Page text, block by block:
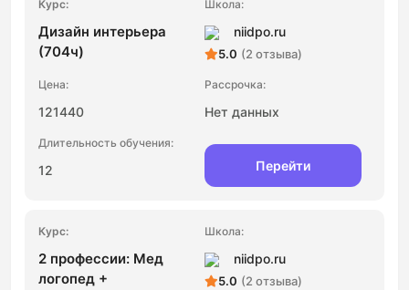
Дизайн интерьера
(704ч)
niidpo.ru
5.0 (2 отзыва)
121440 Нет данных
12 Перейти
2 профессии: Мед
логопед +
niidpo.ru
5.0 (2 отзыва)